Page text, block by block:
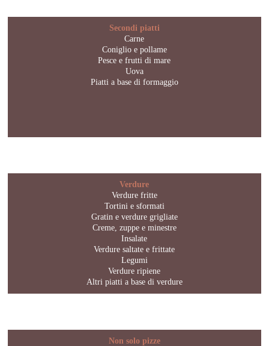
Secondi piatti
Carne
Coniglio e pollame
Pesce e frutti di mare
Uova
Piatti a base di formaggio
Verdure
Verdure fritte
Tortini e sformati
Gratin e verdure grigliate
Creme, zuppe e minestre
Insalate
Verdure saltate e frittate
Legumi
Verdure ripiene
Altri piatti a base di verdure
Non solo pizze